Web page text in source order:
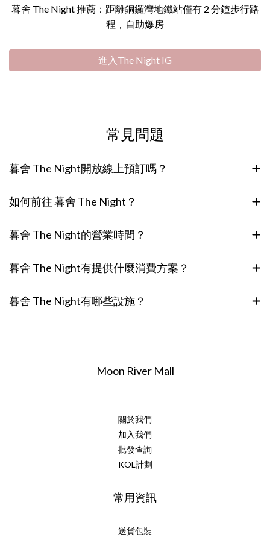
暮舍 The Night 推薦：距離銅鑼灣地鐵站僅有 2 分鐘步行路
程，自助爆房
進入The Night IG
常見問題
暮舍 The Night開放線上預訂嗎？
如何前往 暮舍 The Night？
暮舍 The Night的營業時間？
暮舍 The Night有提供什麼消費方案？
暮舍 The Night有哪些設施？
Moon River Mall
關於我們
加入我們
批發查詢
KOL計劃
常用資訊
送貨包裝